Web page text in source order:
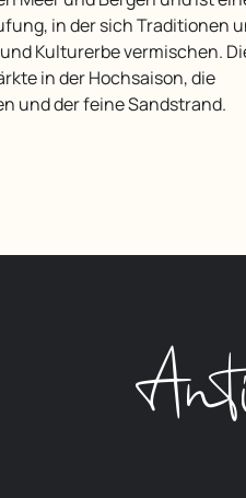
in der sich Traditionen
Kulturerbe vermischen.
in der Hochsaison, die
und der feine Sandstrand.